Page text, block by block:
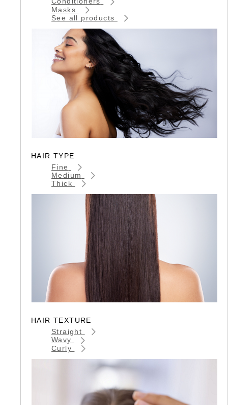
Masks
See all products
HAIR TYPE
Fine
Medium
Thick
HAIR TEXTURE
Straight
Wavy
Curly